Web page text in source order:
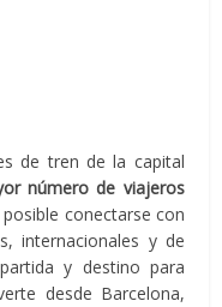
de tren de la capital
número de viajeros
conectarse con
internacionales y de
y destino para
desde Barcelona,